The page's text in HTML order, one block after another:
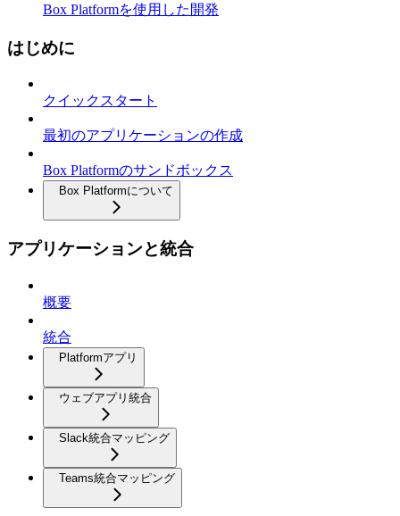
Box Platformを使用した開発
はじめに
クイックスタート
最初のアプリケーションの作成
Box Platformのサンドボックス
Box Platformについて
アプリケーションと統合
概要
統合
Platformアプリ
ウェブアプリ統合
Slack統合マッピング
Teams統合マッピング